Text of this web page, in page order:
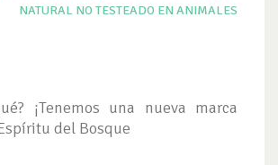
NATURAL NO TESTEADO EN ANIMALES
¡Tenemos una nueva marca
del Bosque